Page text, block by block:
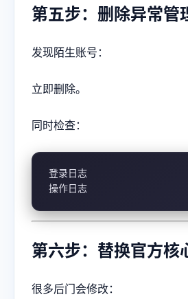
第五步：删除异常管
发现陌生账号：
立即删除。
同时检查：
登录日志
操作日志
第六步：替换官方核
很多后门会修改：